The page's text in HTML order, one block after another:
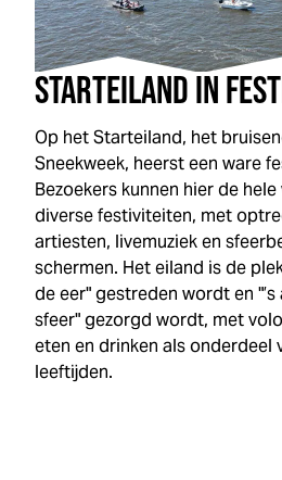
STARTEILAND IN
Op het Starteiland, het
Sneekweek, heerst een ware
Bezoekers kunnen hier de
diverse festiviteiten, met
artiesten, livemuziek en
schermen. Het eiland is de
de eer" gestreden wordt en
sfeer" gezorgd wordt, met
eten en drinken als onderdeel
leeftijden.